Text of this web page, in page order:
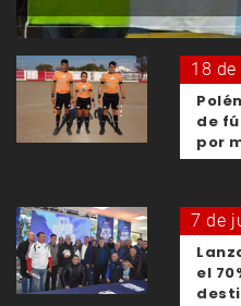
18
de
por
7 de
el